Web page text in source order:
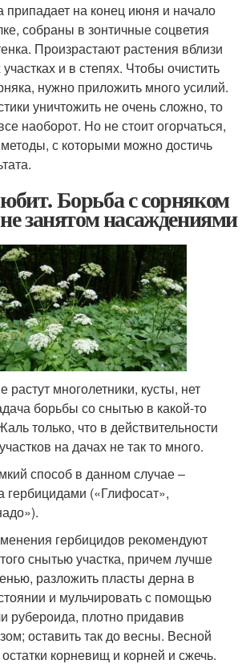
припадает на конец июня и начало
собраны в зонтичные соцветия
Произрастают растения вблизи
и в степях. Чтобы очистить
нужно приложить много усилий.
уничтожить не очень сложно, то
наоборот. Но не стоит огорчаться,
с которыми можно достичь
Борьба с сорняком
занятом насаждениями
растут многолетники, кусты, нет
борьбы со снытью в какой-то
только, что в действительности
на дачах не так то много.
способ в данном случае ‒
гербицидами («Глифосат»,
гербицидов рекомендуют
снытью участка, причем лучше
разложить пласты дерна в
и мульчировать с помощью
рубероида, плотно придавив
оставить так до весны. Весной
корневищ и корней и сжечь.